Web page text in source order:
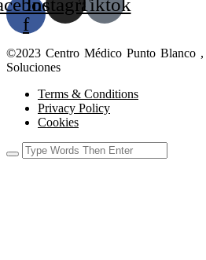
f
©2023 Centro Médico Punto Blanco
Soluciones
Terms & Conditions
Privacy Policy
Cookies